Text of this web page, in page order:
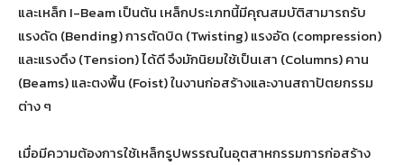
และเหล็ก I-Beam เป็นต้น เหล็กประเภทนี้มีคุณสมบัติสามารถรับ
แรงดัด (Bending) การตัดบิด (Twisting) แรงอัด (compression)
และแรงดึง (Tension) ได้ดี จึงมักนิยมใช้เป็นเสา (Columns) คาน
(Beams) และตงพื้น (Foist) ในงานก่อสร้างและงานสถาปัตยกรรม
ต่าง ๆ
เมื่อมีความต้องการใช้เหล็กรูปพรรณในอุตสาหกรรมการก่อสร้าง